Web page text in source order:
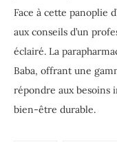
Face à cette panoplie
aux conseils d’un
éclairé. La
Baba, offrant une
répondre aux besoins
bien-être durable.